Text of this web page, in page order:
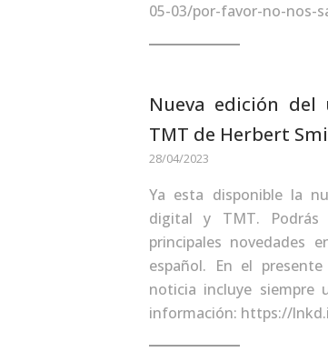
05-03/por-favor-no-nos-
Nueva edición
TMT de Herbert
28/04/2023
Ya esta disponible la
digital y TMT. Podrás
principales novedades
español. En el
noticia incluye siempre
información: https://